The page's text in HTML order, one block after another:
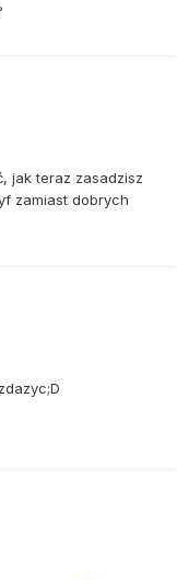
jak teraz zasadzisz
zamiast dobrych